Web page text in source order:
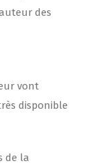
des
vont
disponible
de la